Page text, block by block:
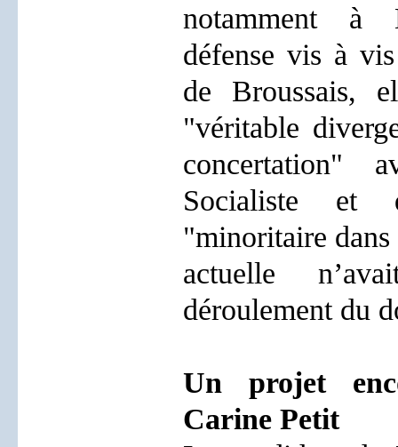
notamment à
défense vis à
de Broussais,
"véritable
concertation"
Socialiste
"minoritaire
actuelle
déroulement du
Un projet
Carine Petit